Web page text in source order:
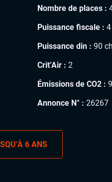
Nombre de places :
Puissance fiscale :
Puissance din : 90 ch
Crit’Air : 2
Émissions de CO2 :
Annonce N° : 26267
6 ANS